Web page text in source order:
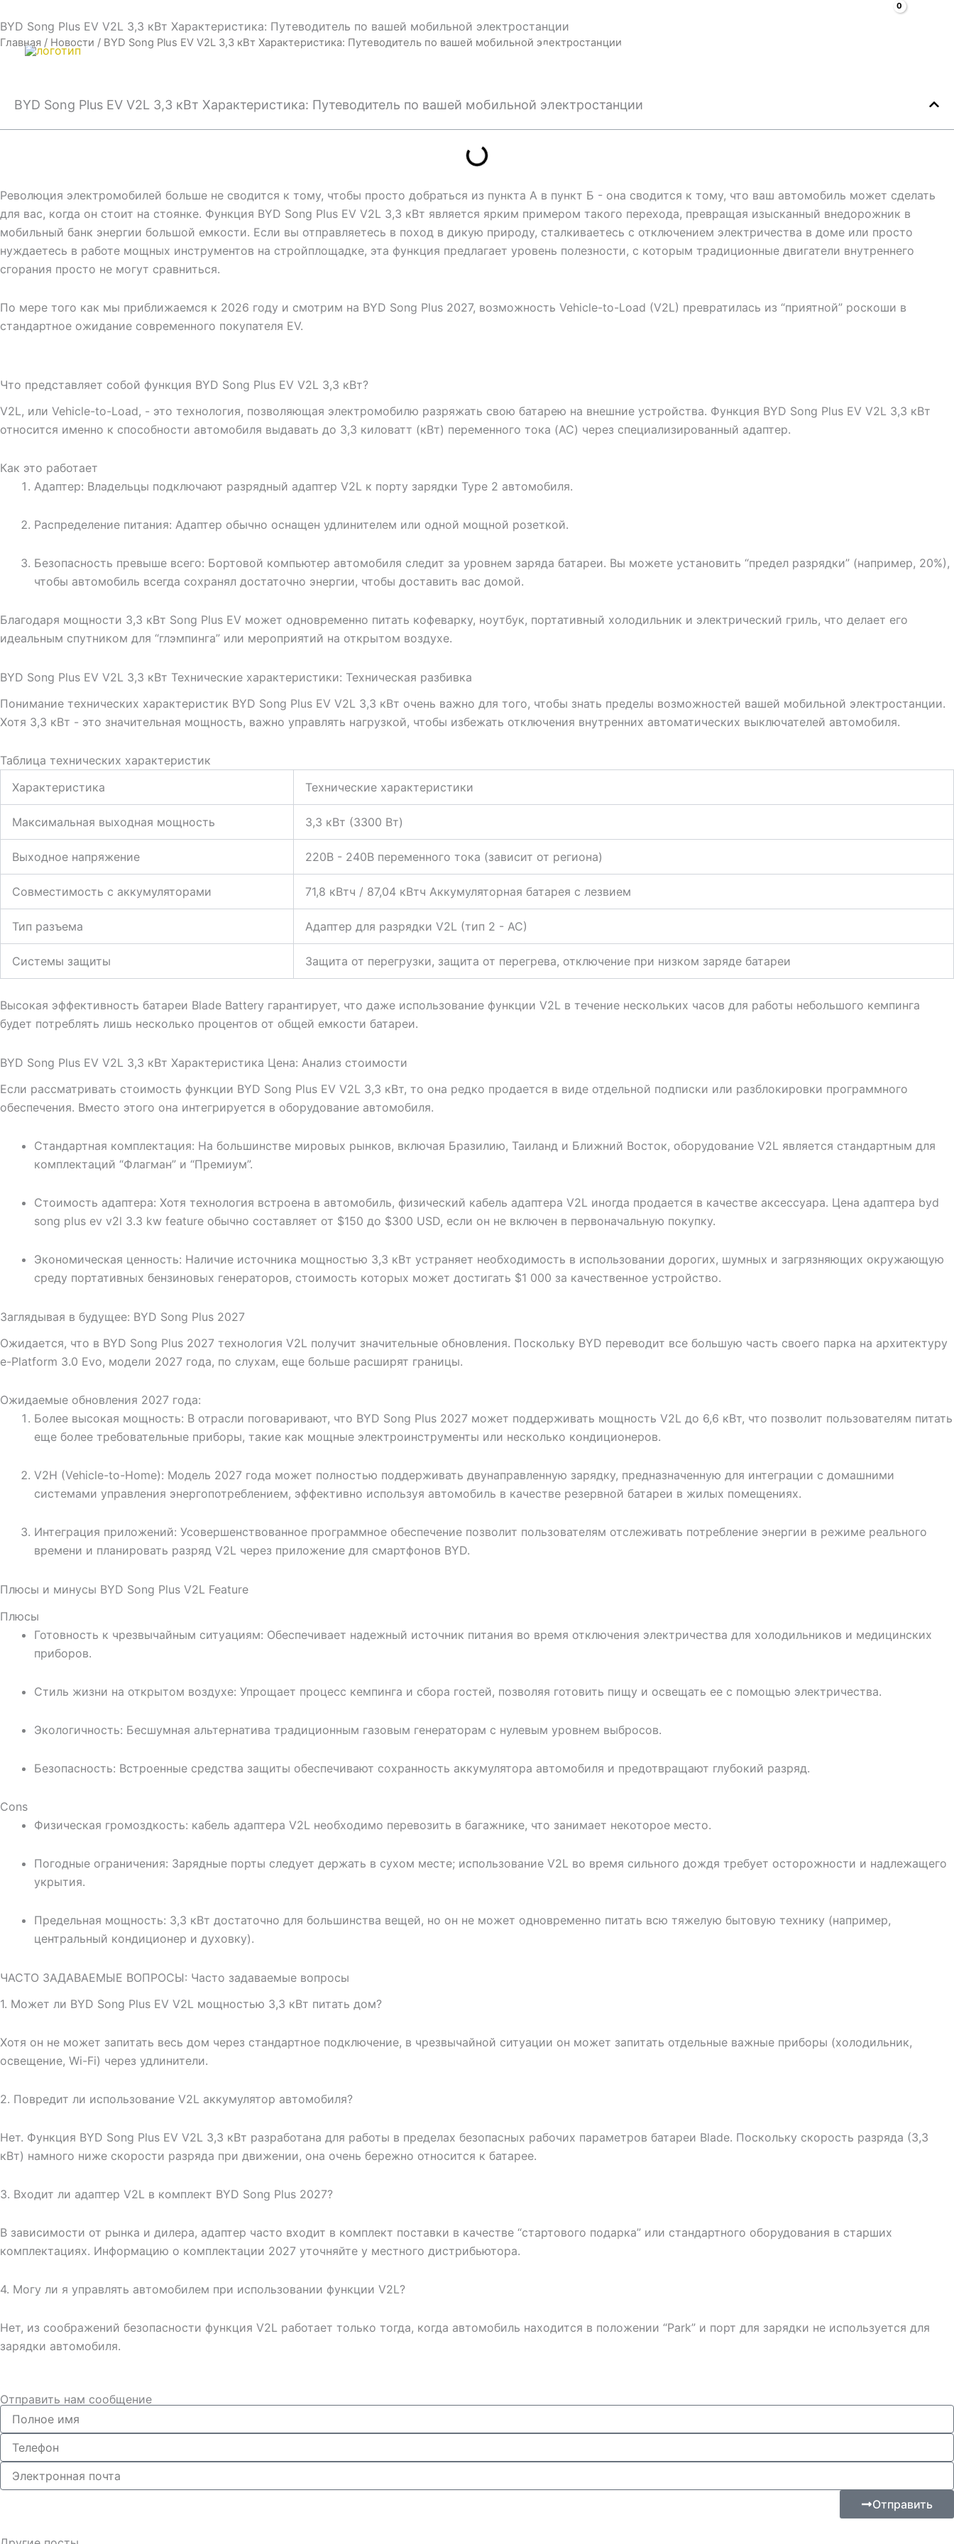
к
содержимому
Главная Автомобили
BYD Song Plus EV V2L 3,3 кВт Характеристика: Путеводитель по вашей мобильной электростанции
Главная / Новости / BYD Song Plus EV V2L 3,3 кВт Характеристика: Путеводитель по вашей мобильной электростанции
BYD Song Plus EV V2L 3,3 кВт Характеристика: Путеводитель по вашей мобильной электростанции
Революция электромобилей больше не сводится к тому, чтобы просто добраться из пункта А в пункт Б - она сводится к тому, что ваш автомобиль может сделать
для вас, когда он стоит на стоянке. Функция BYD Song Plus EV V2L 3,3 кВт является ярким примером такого перехода, превращая изысканный внедорожник в
мобильный банк энергии большой емкости. Если вы отправляетесь в поход в дикую природу, сталкиваетесь с отключением электричества в доме или просто
нуждаетесь в работе мощных инструментов на стройплощадке, эта функция предлагает уровень полезности, с которым традиционные двигатели внутреннего
сгорания просто не могут сравниться.
По мере того как мы приближаемся к 2026 году и смотрим на BYD Song Plus 2027, возможность Vehicle-to-Load (V2L) превратилась из “приятной” роскоши в
стандартное ожидание современного покупателя EV.
Что представляет собой функция BYD Song Plus EV V2L 3,3 кВт?
V2L, или Vehicle-to-Load, - это технология, позволяющая электромобилю разряжать свою батарею на внешние устройства. Функция BYD Song Plus EV V2L 3,3 кВт
относится именно к способности автомобиля выдавать до 3,3 киловатт (кВт) переменного тока (AC) через специализированный адаптер.
Как это работает
Адаптер: Владельцы подключают разрядный адаптер V2L к порту зарядки Type 2 автомобиля.
Распределение питания: Адаптер обычно оснащен удлинителем или одной мощной розеткой.
Безопасность превыше всего: Бортовой компьютер автомобиля следит за уровнем заряда батареи. Вы можете установить “предел разрядки” (например, 20%),
чтобы автомобиль всегда сохранял достаточно энергии, чтобы доставить вас домой.
Благодаря мощности 3,3 кВт Song Plus EV может одновременно питать кофеварку, ноутбук, портативный холодильник и электрический гриль, что делает его
идеальным спутником для “глэмпинга” или мероприятий на открытом воздухе.
BYD Song Plus EV V2L 3,3 кВт Технические характеристики: Техническая разбивка
Понимание технических характеристик BYD Song Plus EV V2L 3,3 кВт очень важно для того, чтобы знать пределы возможностей вашей мобильной электростанции.
Хотя 3,3 кВт - это значительная мощность, важно управлять нагрузкой, чтобы избежать отключения внутренних автоматических выключателей автомобиля.
Таблица технических характеристик
Характеристика
Технические характеристики
Максимальная выходная мощность 3,3 кВт (3300 Вт)
Выходное напряжение 220В - 240В переменного тока (зависит от региона)
Совместимость с аккумуляторами 71,8 кВтч / 87,04 кВтч Аккумуляторная батарея с лезвием
Тип разъема Адаптер для разрядки V2L (тип 2 - AC)
Системы защиты Защита от перегрузки, защита от перегрева, отключение при низком заряде батареи
Высокая эффективность батареи Blade Battery гарантирует, что даже использование функции V2L в течение нескольких часов для работы небольшого кемпинга
будет потреблять лишь несколько процентов от общей емкости батареи.
BYD Song Plus EV V2L 3,3 кВт Характеристика Цена: Анализ стоимости
Если рассматривать стоимость функции BYD Song Plus EV V2L 3,3 кВт, то она редко продается в виде отдельной подписки или разблокировки программного
обеспечения. Вместо этого она интегрируется в оборудование автомобиля.
Стандартная комплектация: На большинстве мировых рынков, включая Бразилию, Таиланд и Ближний Восток, оборудование V2L является стандартным для
комплектаций “Флагман” и “Премиум”.
Стоимость адаптера: Хотя технология встроена в автомобиль, физический кабель адаптера V2L иногда продается в качестве аксессуара. Цена адаптера byd
song plus ev v2l 3.3 kw feature обычно составляет от $150 до $300 USD, если он не включен в первоначальную покупку.
Экономическая ценность: Наличие источника мощностью 3,3 кВт устраняет необходимость в использовании дорогих, шумных и загрязняющих окружающую
среду портативных бензиновых генераторов, стоимость которых может достигать $1 000 за качественное устройство.
Заглядывая в будущее: BYD Song Plus 2027
Ожидается, что в BYD Song Plus 2027 технология V2L получит значительные обновления. Поскольку BYD переводит все большую часть своего парка на архитектуру
e-Platform 3.0 Evo, модели 2027 года, по слухам, еще больше расширят границы.
Ожидаемые обновления 2027 года:
Более высокая мощность: В отрасли поговаривают, что BYD Song Plus 2027 может поддерживать мощность V2L до 6,6 кВт, что позволит пользователям питать
еще более требовательные приборы, такие как мощные электроинструменты или несколько кондиционеров.
V2H (Vehicle-to-Home): Модель 2027 года может полностью поддерживать двунаправленную зарядку, предназначенную для интеграции с домашними
системами управления энергопотреблением, эффективно используя автомобиль в качестве резервной батареи в жилых помещениях.
Интеграция приложений: Усовершенствованное программное обеспечение позволит пользователям отслеживать потребление энергии в режиме реального
времени и планировать разряд V2L через приложение для смартфонов BYD.
Плюсы и минусы BYD Song Plus V2L Feature
Плюсы
Готовность к чрезвычайным ситуациям: Обеспечивает надежный источник питания во время отключения электричества для холодильников и медицинских
приборов.
Стиль жизни на открытом воздухе: Упрощает процесс кемпинга и сбора гостей, позволяя готовить пищу и освещать ее с помощью электричества.
Экологичность: Бесшумная альтернатива традиционным газовым генераторам с нулевым уровнем выбросов.
Безопасность: Встроенные средства защиты обеспечивают сохранность аккумулятора автомобиля и предотвращают глубокий разряд.
Cons
Физическая громоздкость: кабель адаптера V2L необходимо перевозить в багажнике, что занимает некоторое место.
Погодные ограничения: Зарядные порты следует держать в сухом месте; использование V2L во время сильного дождя требует осторожности и надлежащего
укрытия.
Предельная мощность: 3,3 кВт достаточно для большинства вещей, но он не может одновременно питать всю тяжелую бытовую технику (например,
центральный кондиционер и духовку).
ЧАСТО ЗАДАВАЕМЫЕ ВОПРОСЫ: Часто задаваемые вопросы
1. Может ли BYD Song Plus EV V2L мощностью 3,3 кВт питать дом?
Хотя он не может запитать весь дом через стандартное подключение, в чрезвычайной ситуации он может запитать отдельные важные приборы (холодильник,
освещение, Wi-Fi) через удлинители.
2. Повредит ли использование V2L аккумулятор автомобиля?
Нет. Функция BYD Song Plus EV V2L 3,3 кВт разработана для работы в пределах безопасных рабочих параметров батареи Blade. Поскольку скорость разряда (3,3
кВт) намного ниже скорости разряда при движении, она очень бережно относится к батарее.
3. Входит ли адаптер V2L в комплект BYD Song Plus 2027?
В зависимости от рынка и дилера, адаптер часто входит в комплект поставки в качестве “стартового подарка” или стандартного оборудования в старших
комплектациях. Информацию о комплектации 2027 уточняйте у местного дистрибьютора.
4. Могу ли я управлять автомобилем при использовании функции V2L?
Нет, из соображений безопасности функция V2L работает только тогда, когда автомобиль находится в положении “Park” и порт для зарядки не используется для
зарядки автомобиля.
Отправить нам сообщение
Полное
имя
Телефон
Электронная
почта
Отправить